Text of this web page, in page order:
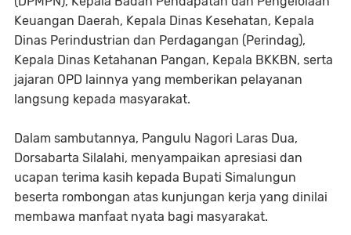
Keuangan Daerah, Kepala Dinas Kesehatan, Kepala
Dinas Perindustrian dan Perdagangan (Perindag),
Kepala Dinas Ketahanan Pangan, Kepala BKKBN, serta
jajaran OPD lainnya yang memberikan pelayanan
langsung kepada masyarakat.
Dalam sambutannya, Pangulu Nagori Laras Dua,
Dorsabarta Silalahi, menyampaikan apresiasi dan
ucapan terima kasih kepada Bupati Simalungun
beserta rombongan atas kunjungan kerja yang dinilai
membawa manfaat nyata bagi masyarakat.